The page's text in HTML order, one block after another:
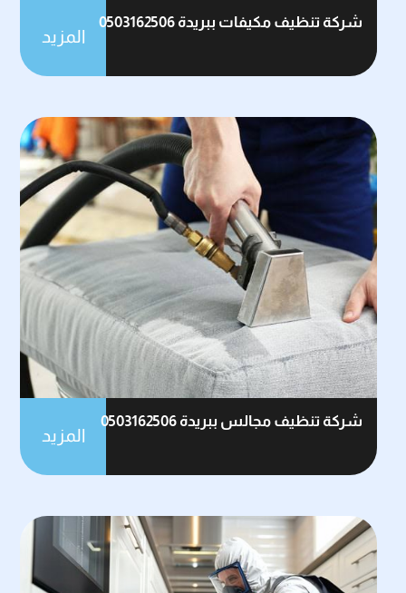
شركة تنظيف مكيفات ببريدة 0503162506
المزيد
شركة تنظيف مجالس ببريدة 0503162506
المزيد